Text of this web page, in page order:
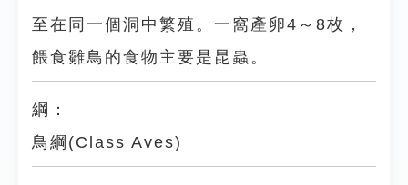
至在同一個洞中繁殖。一窩產卵4～8枚，
餵食雛鳥的食物主要是昆蟲。
綱：
鳥綱(Class Aves)